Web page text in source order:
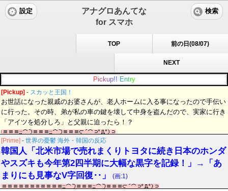
アナグロあんてな
for スマホ
設定 検索
TOP 前の日(08/07)
NEXT
Pic kup!! Entry
[Pickup] - スカッと王国！
お世話になった親戚のお婆さんが、老人ホームに入る事になったので手伝い
に行った。その時、弟が私の車の鍵を壊して中身を盗んだので、実家に行き
「アイツを処分しろ」と父親に迫ったら！？
[Prime] - 世界の憂鬱 海外・韓国の反応
韓国人「北米市場で売れまくりトヨタに続き日本のホンダ
やスズキも今年第2四半期に大幅な黒字を記録！」→「あ
まりにも見事なV字回復‥」
(画:1)